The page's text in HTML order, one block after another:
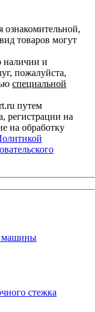
ознакомительной,
товаров могут
наличии и
пожалуйста,
специальной
путем
регистрации на
на обработку
машины
стежка